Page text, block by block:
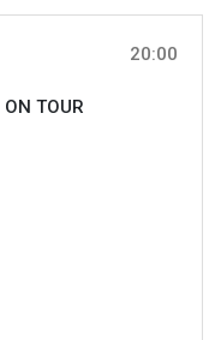
20:00
ON TOUR